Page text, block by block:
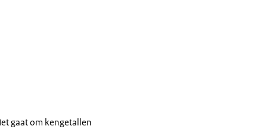
gaat om kengetallen